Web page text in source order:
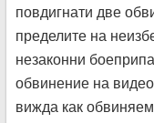
повдигнати две
пределите на
незаконни
обвинение на
вижда как